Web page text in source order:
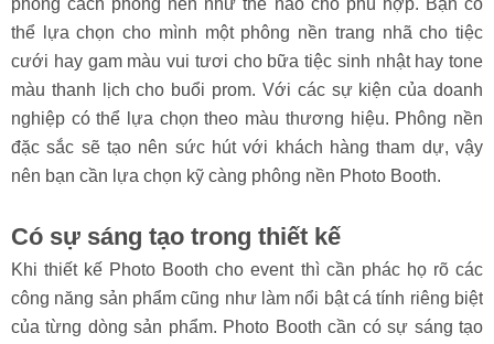
phong cách phông nền như thế nào cho phù hợp. Bạn có
thể lựa chọn cho mình một phông nền trang nhã cho tiệc
cưới hay gam màu vui tươi cho bữa tiệc sinh nhật hay tone
màu thanh lịch cho buổi prom. Với các sự kiện của doanh
nghiệp có thể lựa chọn theo màu thương hiệu. Phông nền
đặc sắc sẽ tạo nên sức hút với khách hàng tham dự, vậy
nên bạn cần lựa chọn kỹ càng phông nền Photo Booth.
Có sự sáng tạo trong thiết kế
Khi thiết kế Photo Booth cho event thì cần phác họ rõ các
công năng sản phẩm cũng như làm nổi bật cá tính riêng biệt
của từng dòng sản phẩm. Photo Booth cần có sự sáng tạo